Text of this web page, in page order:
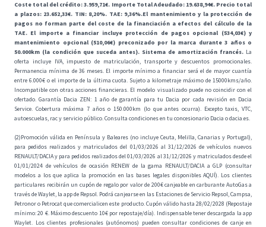
Coste total del crédito: 3.959,71€. Importe Total Adeudado: 19.638,94€. Precio total
a plazos: 23.652,33€. TIN: 8,20%. TAE: 9,36%.El mantenimiento y la protección de
pagos no forman parte del coste de la financiación a efectos del cálculo de la
TAE. El importe a financiar incluye protección de pagos opcional (534,03€) y
mantenimiento opcional (510,06€) preconizado por la marca durante 3 años o
50.000km (la condición que suceda antes). Sistema de amortización francés. La
oferta incluye IVA, impuesto de matriculación, transporte y descuentos promocionales.
Permanencia mínima de 36 meses. El importe mínimo a financiar será el de mayor cuantía
entre 6.000€ o el importe de la última cuota. Sujeto a kilometraje máximo de 15000kms/año.
Incompatible con otras acciones financieras. El modelo visualizado puede no coincidir con el
ofertado. Garantía Dacia ZEN: 1 año de garantía para tu Dacia por cada revisión en Dacia
Service. Cobertura máxima 7 años o 150.000km (lo que antes ocurra). Excepto taxis, VTC,
autoescuelas, rac y servicio público. Consulta condiciones en tu concesionario Dacia o dacia.es.
(2)Promoción válida en Península y Baleares (no incluye Ceuta, Melilla, Canarias y Portugal),
para pedidos realizados y matriculados del 01/03/2026 al 31/12/2026 de vehículos nuevos
RENAULT/DACIA y para pedidos realizados del 01/03/2026 al 31/12/2026 y matriculados desde el
01/01/2024 de vehículos de ocasión RENEW de la gama RENAULT/DACIA a GLP (consultar
modelos a los que aplica la promoción en las bases legales disponiblesAQUÍ). Los clientes
particulares recibirán un cupón de regalo por valor de 200€ canjeable en carburante AutoGas a
través de Waylet, la app de Repsol. Podrá canjearse en las Estaciones de Servicio Repsol, Campsa,
Petronor o Petrocat que comercialicen este producto. Cupón válido hasta 28/02/2028 (Repostaje
mínimo: 20 €. Máximo descuento 10€ por repostaje/día). Indispensable tener descargada la app
Waylet. Los clientes profesionales (autónomos) pueden consultar condiciones de canje en